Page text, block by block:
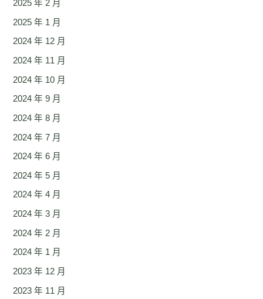
2025 年 2 月
2025 年 1 月
2024 年 12 月
2024 年 11 月
2024 年 10 月
2024 年 9 月
2024 年 8 月
2024 年 7 月
2024 年 6 月
2024 年 5 月
2024 年 4 月
2024 年 3 月
2024 年 2 月
2024 年 1 月
2023 年 12 月
2023 年 11 月